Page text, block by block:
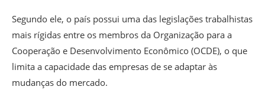
Segundo ele, o país possui uma das legislações trabalhistas
mais rígidas entre os membros da Organização para a
Cooperação e Desenvolvimento Econômico (OCDE), o que
limita a capacidade das empresas de se adaptar às
mudanças do mercado.